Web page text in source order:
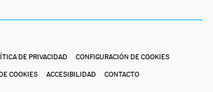
DE PRIVACIDAD CONFIGURACIÓN DE COOKIES
COOKIES ACCESIBILIDAD CONTACTO